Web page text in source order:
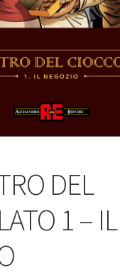
DEL
1 – IL